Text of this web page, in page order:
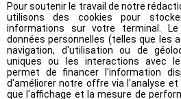
Le Smartshore
légère aux
protections de
Pour soutenir le travail de notre
utilisons des cookies pour
informations sur votre terminal.
données personnelles (telles que les
navigation, d'utilisation ou de
uniques ou les interactions avec
permet de financer l'information
d'améliorer notre offre via l'analyse et
que l'affichage et la mesure de